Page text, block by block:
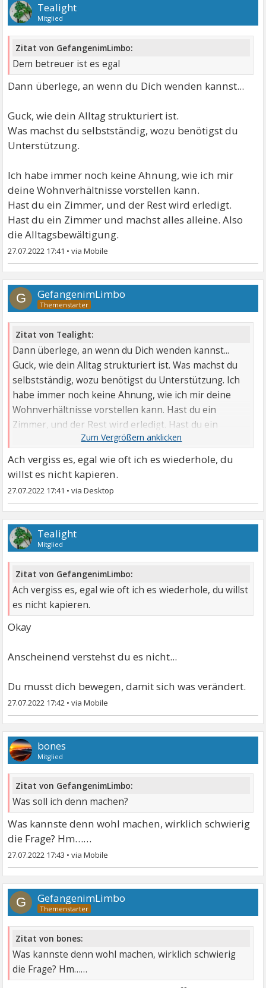
Tealight
Mitglied
Zitat von GefangenimLimbo:
Dem betreuer ist es egal
Dann überlege, an wenn du Dich wenden kannst...
Guck, wie dein Alltag strukturiert ist.
Was machst du selbstständig, wozu benötigst du
Unterstützung.
Ich habe immer noch keine Ahnung, wie ich mir
deine Wohnverhältnisse vorstellen kann.
Hast du ein Zimmer, und der Rest wird erledigt.
Hast du ein Zimmer und machst alles alleine. Also
die Alltagsbewältigung.
27.07.2022 17:41 •
G GefangenimLimbo
Zitat von Tealight:
Dann überlege, an wenn du Dich wenden kannst...
Guck, wie dein Alltag strukturiert ist. Was machst du
selbstständig, wozu benötigst du Unterstützung. Ich
habe immer noch keine Ahnung, wie ich mir deine
Wohnverhältnisse vorstellen kann. Hast du ein
Zimmer, und der Rest wird erledigt. Hast du ein
Zimmer und machst ...
Ach vergiss es, egal wie oft ich es wiederhole, du
willst es nicht kapieren.
27.07.2022 17:41 •
Tealight
Mitglied
Zitat von GefangenimLimbo:
Ach vergiss es, egal wie oft ich es wiederhole, du willst
es nicht kapieren.
Okay
Anscheinend verstehst du es nicht...
Du musst dich bewegen, damit sich was verändert.
27.07.2022 17:42 •
bones
Mitglied
Zitat von GefangenimLimbo:
Was soll ich denn machen?
Was kannste denn wohl machen, wirklich schwierig
die Frage? Hm……
27.07.2022 17:43 •
G GefangenimLimbo
Zitat von bones:
Was kannste denn wohl machen, wirklich schwierig
die Frage? Hm……